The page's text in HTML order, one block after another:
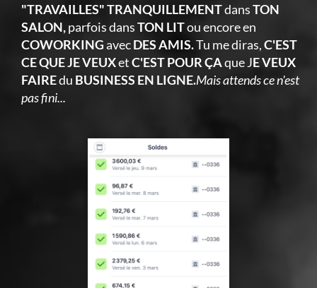
"TRAVAILLES" TRANQUILLEMENTdansTON
SALON,parfois dansTON LITou encore en
COWORKINGavecDES AMIS.Tu me diras,C'EST
CE QUE JE VEUXetC'EST POUR ÇAque JE VEUX
FAIREdu BUSINESS EN LIGNE.Mais attends ce n'est
pas fini...